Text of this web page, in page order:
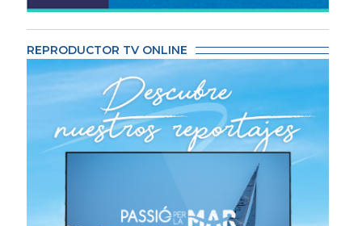
REPRODUCTOR TV ONLINE